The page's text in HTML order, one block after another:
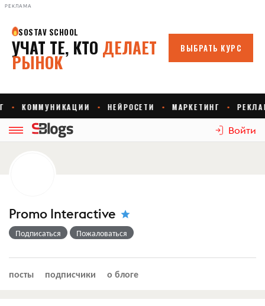
РЕКЛАМА
Войти
Promo Interactive
Подписаться Пожаловаться
посты подписчики о блоге